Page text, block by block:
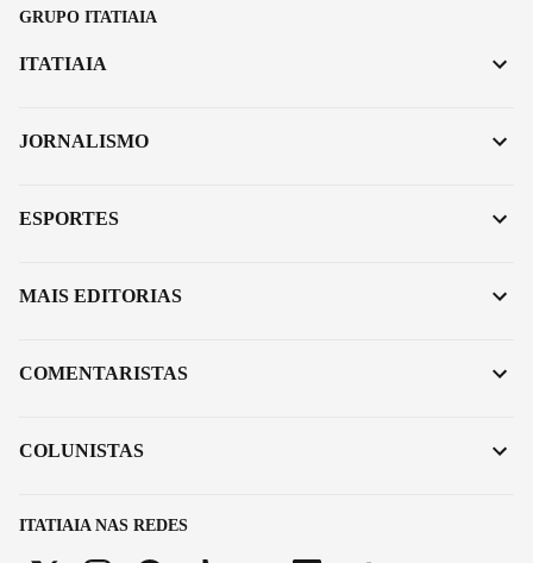
GRUPO ITATIAIA
ITATIAIA NAS REDES
ITATIAIA
JORNALISMO
ESPORTES
MAIS EDITORIAS
COMENTARISTAS
COLUNISTAS